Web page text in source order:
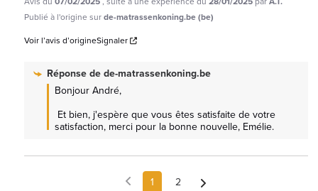
Publié à l'origine surde-matrassenkoning.be (be)
Voir l’avis d’origineSignaler
Réponse dede-matrassenkoning.be
Bonjour André,
satisfaction, merci pour la bonne nouvelle, Emélie.
1 2